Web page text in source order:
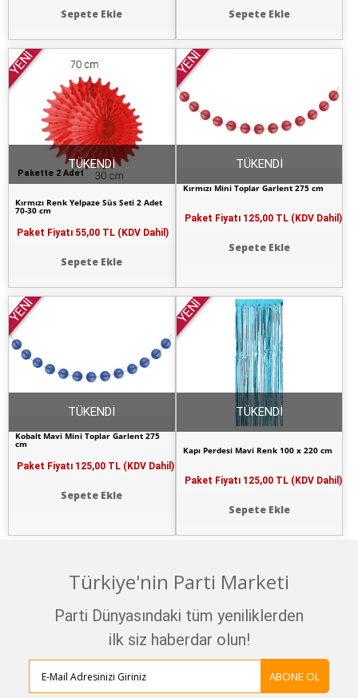
Sepete Ekle Sepete Ekle
Pakette 2 Adet
YENİ
Kırmızı Renk Yelpaze Süs Seti 2 Adet
70-30 cm
Paket Fiyatı 55,00 TL (KDV Dahil)
Sepete Ekle
TÜKENDİ
YENİ
Kırmızı Mini Toplar Garlent 275 cm
Paket Fiyatı 125,00 TL (KDV Dahil)
Sepete Ekle
TÜKENDİ
YENİ
Kobalt Mavi Mini Toplar Garlent 275
cm
Paket Fiyatı 125,00 TL (KDV Dahil)
Sepete Ekle
TÜKENDİ
YENİ
Kapı Perdesi Mavi Renk 100 x 220 cm
Paket Fiyatı 125,00 TL (KDV Dahil)
Sepete Ekle
TÜKENDİ
Türkiye'nin Parti Marketi
Parti Dünyasındaki tüm yeniliklerden
ilk siz haberdar olun!
ABONE OL